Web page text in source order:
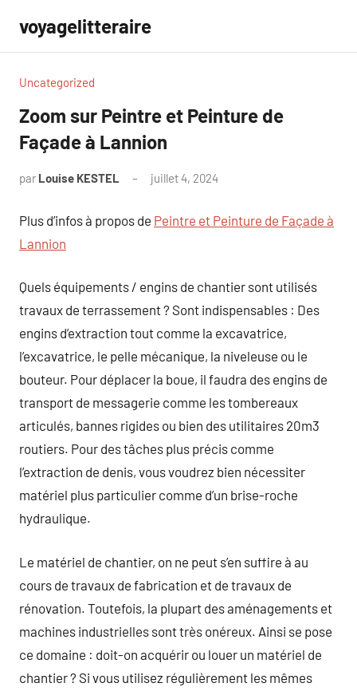
contenu
voyagelitteraire
Uncategorized
Zoom sur Peintre et Peinture de
Façade à Lannion
par Louise KESTEL juillet 4, 2024
Plus d’infos à propos de Peintre et Peinture de Façade à
Lannion
Quels équipements / engins de chantier sont utilisés
travaux de terrassement ? Sont indispensables : Des
engins d’extraction tout comme la excavatrice,
l’excavatrice, le pelle mécanique, la niveleuse ou le
bouteur. Pour déplacer la boue, il faudra des engins de
transport de messagerie comme les tombereaux
articulés, bannes rigides ou bien des utilitaires 20m3
routiers. Pour des tâches plus précis comme
l’extraction de denis, vous voudrez bien nécessiter
matériel plus particulier comme d’un brise-roche
hydraulique.
Le matériel de chantier, on ne peut s’en suffire à au
cours de travaux de fabrication et de travaux de
rénovation. Toutefois, la plupart des aménagements et
machines industrielles sont très onéreux. Ainsi se pose
ce domaine : doit-on acquérir ou louer un matériel de
chantier ? Si vous utilisez régulièrement les mêmes